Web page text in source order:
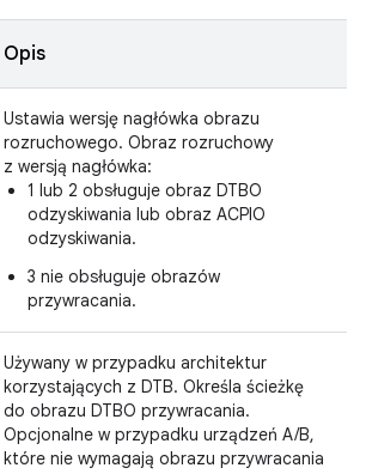
Opis
Ustawia wersję nagłówka obrazu
rozruchowego. Obraz rozruchowy
z wersją nagłówka:
1 lub 2 obsługuje obraz DTBO
odzyskiwania lub obraz ACPIO
odzyskiwania.
3 nie obsługuje obrazów
przywracania.
Używany w przypadku architektur
korzystających z DTB. Określa ścieżkę
do obrazu DTBO przywracania.
Opcjonalne w przypadku urządzeń A/B,
które nie wymagają obrazu przywracania